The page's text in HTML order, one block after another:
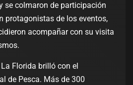
se colmaron de participación
protagonistas de los eventos,
acompañar con su visita
Florida brilló con el
de Pesca. Más de 300